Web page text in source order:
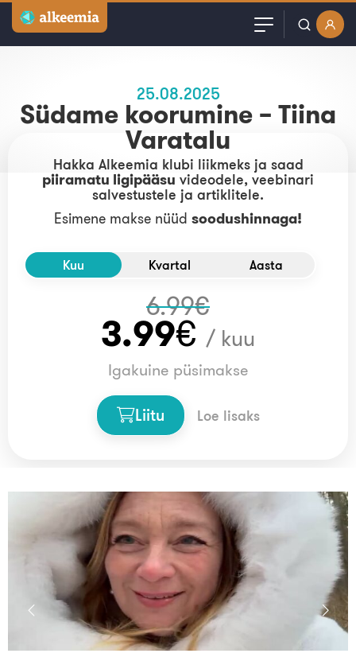
Podcast
Veebinarid
Kuulutused
Sisuturundus
Parool
Jäta mind meelde
25.08.2025
Südame koorumine – Tiina
Varatalu
Hakka Alkeemia klubi liikmeks ja saad
piiramatu ligipääsu videodele, veebinari
salvestustele ja artiklitele.
Esimene makse nüüd soodushinnaga!
Kuu Kvartal Aasta
6.99€
3.99€ / kuu
Igakuine püsimakse
Liitu Loe lisaks